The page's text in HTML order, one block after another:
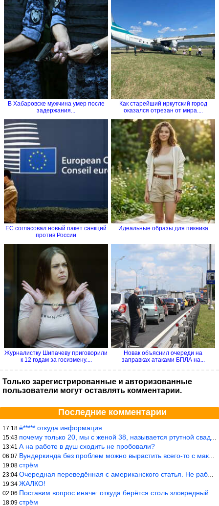
В Хабаровске мужчина умер после
задержания...
Как старейший иркутский город
оказался отрезан от мира....
ЕС согласовал новый пакет санкций
против России
Идеальные образы для пикника
Журналистку Шипачеву приговорили
к 12 годам за госизмену....
Новак объяснил очереди на
заправках атаками БПЛА на...
Только зарегистрированные и авторизованные
пользователи могут оставлять комментарии.
Последние комментарии
17:18 ё***** откуда информация
15:43 почему только 20, мы с женой 38, называется ртутной свадьбой, гр
13:41 А на работе в душ сходить не пробовали?
06:07 Вундеркинда без проблем можно вырастить всего-то с максимально р
19:08 стрём
23:04 Очередная переведённая с американского статья. Не работает эта ф
19:34 ЖАЛКО!
02:06 Поставим вопрос иначе: откуда берётся столь зловредный феминизм?
18:09 стрём